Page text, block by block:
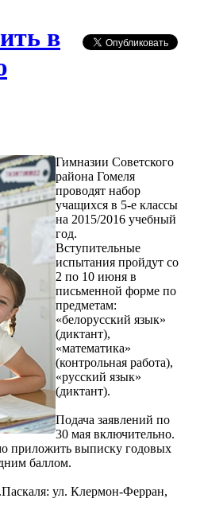
в
Гимназии Советского
района Гомеля
проводят набор
учащихся в 5-е классы
на 2015/2016 учебный
год.
Вступительные
испытания пройдут со
2 по 10 июня в
письменной форме по
предметам:
«белорусский язык»
(диктант),
«математика»
(контрольная работа),
«русский язык»
(диктант).
Подача заявлений по
30 мая включительно.
приложить выписку годовых
баллом.
ул. Клермон-Ферран,